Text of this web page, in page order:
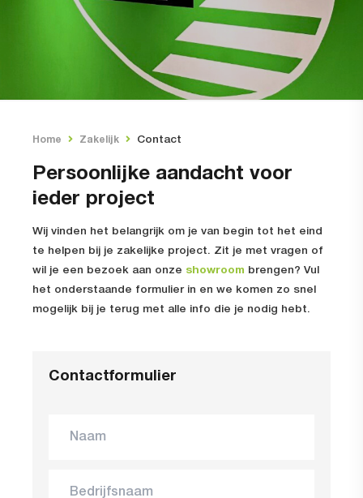
Home Zakelijk Contact
Persoonlijke aandacht voor
ieder project
Wij vinden het belangrijk om je van begin tot het eind
te helpen bij je zakelijke project. Zit je met vragen of
wil je een bezoek aan onze showroom brengen? Vul
het onderstaande formulier in en we komen zo snel
mogelijk bij je terug met alle info die je nodig hebt.
Contactformulier